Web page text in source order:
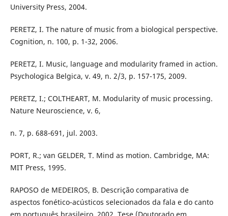
University Press, 2004.
PERETZ, I. The nature of music from a biological perspective.
Cognition, n. 100, p. 1-32, 2006.
PERETZ, I. Music, language and modularity framed in action.
Psychologica Belgica, v. 49, n. 2/3, p. 157-175, 2009.
PERETZ, I.; COLTHEART, M. Modularity of music processing.
Nature Neuroscience, v. 6,
n. 7, p. 688-691, jul. 2003.
PORT, R.; van GELDER, T. Mind as motion. Cambridge, MA:
MIT Press, 1995.
RAPOSO de MEDEIROS, B. Descrição comparativa de
aspectos fonético-acústicos selecionados da fala e do canto